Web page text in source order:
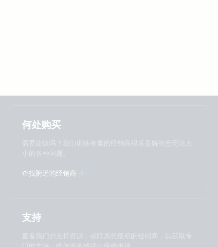
中國人
Change language
Čeština
Español
Türkçe
Ελληνικά
Stay up to date
何处购买
需要建议吗？我们训练有素的经销商很乐意解答您无论大
小的各种问题。
查找附近的经销商
支持
查看我们的支持资源，或联系您最初的经销商，以获取专